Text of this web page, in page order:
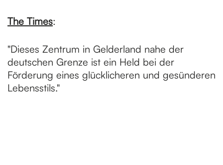
The Times:
"Dieses Zentrum in Gelderland nahe der
deutschen Grenze ist ein Held bei der
Förderung eines glücklicheren und gesünderen
Lebensstils."